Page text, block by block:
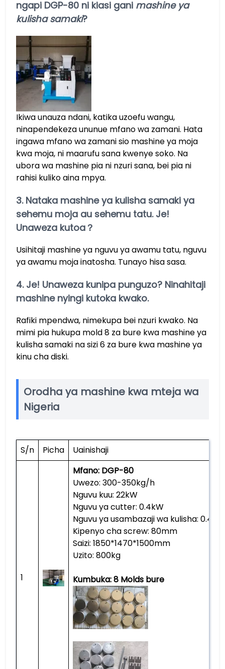
ngapi DGP-80 ni kiasi gani mashine ya
kulisha samaki?
Ikiwa unauza ndani, katika uzoefu wangu,
ninapendekeza ununue mfano wa zamani. Hata
ingawa mfano wa zamani sio mashine ya moja
kwa moja, ni maarufu sana kwenye soko. Na
ubora wa mashine pia ni nzuri sana, bei pia ni
rahisi kuliko aina mpya.
3. Nataka mashine ya kulisha samaki ya
sehemu moja au sehemu tatu. Je!
Unaweza kutoa？
Usihitaji mashine ya nguvu ya awamu tatu, nguvu
ya awamu moja inatosha. Tunayo hisa sasa.
4. Je! Unaweza kunipa punguzo? Ninahitaji
mashine nyingi kutoka kwako.
Rafiki mpendwa, nimekupa bei nzuri kwako. Na
mimi pia hukupa mold 8 za bure kwa mashine ya
kulisha samaki na sizi 6 za bure kwa mashine ya
kinu cha diski.
Orodha ya mashine kwa mteja wa
Nigeria
S/n Picha Uainishaji
1
Mfano: DGP-80
Uwezo: 300-350kg/h
Nguvu kuu: 22kW
Nguvu ya cutter: 0.4kW
Nguvu ya usambazaji wa kulisha: 0.4kW
Kipenyo cha screw: 80mm
Saizi: 1850*1470*1500mm
Uzito: 800kg
Kumbuka: 8 Molds bure